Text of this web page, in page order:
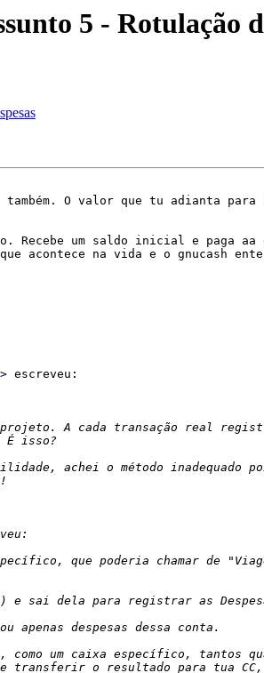
5 - Rotulação
O valor que tu adianta
Recebe um saldo inicial e paga
na vida e o gnucash
> escreveu:
A cada transação real
achei o método inadequado
que poderia chamar de
um caixa específico, tantos